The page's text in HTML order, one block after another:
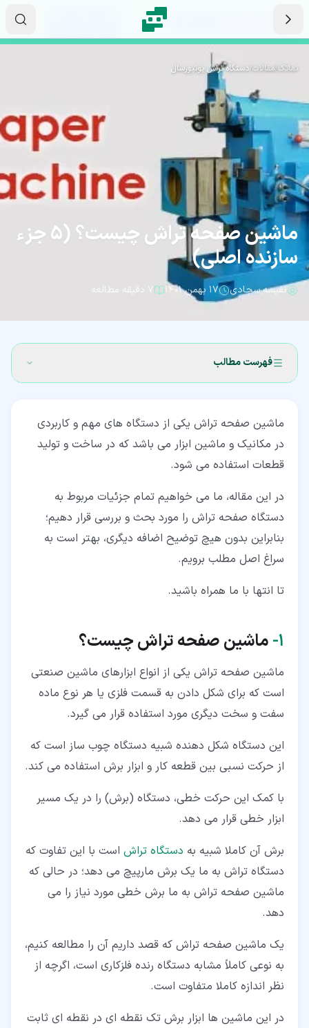
نماتک/مقالات/دستگاه تراش یونیورسال
ماشین صفحه تراش چیست؟ (5 جزء
سازنده اصلی)
نفیسه سجادی ۱۷ بهمن ۱۴۰۱ ۷ دقیقه مطالعه
فهرست مطالب
۳‏- ساز و کار ماشین صفحه تراش
۵‏- انواع ماشین های صفحه تراش
۶‏- مزایا و معایب استفاده از این ماشین ها
ماشین صفحه تراش یکی از دستگاه های مهم و کاربردی
در مکانیک و ماشین ابزار می باشد که در ساخت و تولید
قطعات استفاده می شود.
در این مقاله، ما می خواهیم تمام جزئیات مربوط به
دستگاه صفحه تراش را مورد بحث و بررسی قرار دهیم؛
بنابراین بدون هیچ توضیح اضافه دیگری، بهتر است به
سراغ اصل مطلب برویم.
تا انتها با ما همراه باشید.
۱‏- ماشین صفحه تراش چیست؟
ماشین صفحه تراش یکی از انواع ابزارهای ماشین صنعتی
است که برای شکل دادن به قسمت فلزی یا هر نوع ماده
سفت و سخت دیگری مورد استفاده قرار می گیرد.
این دستگاه شکل دهنده شبیه دستگاه چوب ساز است که
از حرکت نسبی بین قطعه کار و ابزار برش استفاده می کند.
با کمک این حرکت خطی، دستگاه (برش) را در یک مسیر
ابزار خطی قرار می دهد.
برش آن کاملا شبیه به دستگاه تراش است با این تفاوت که
دستگاه تراش به ما یک برش مارپیچ می دهد؛ در حالی که
ماشین صفحه تراش به ما برش خطی مورد نیاز را می
دهد.
یک ماشین صفحه تراش که قصد داریم آن را مطالعه کنیم،
به نوعی کاملاً مشابه دستگاه رنده فلزکاری است، اگرچه از
نظر اندازه کاملا متفاوت است.
در این ماشین ها ابزار برش تک نقطه ای در نقطه ای ثابت